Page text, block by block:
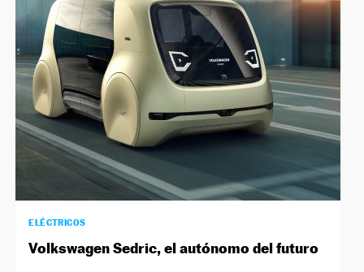
NEWSLETTER
SÍGUENOS
ELÉCTRICOS
Volkswagen Sedric, el autónomo del futuro